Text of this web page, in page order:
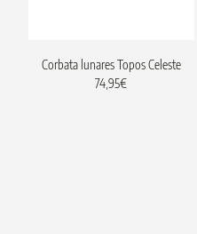
Corbata lunares Topos Celeste
74,95€